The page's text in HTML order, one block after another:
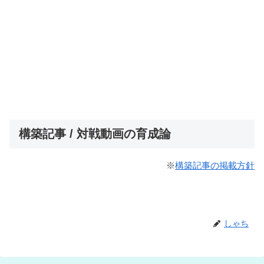
構築記事 / 対戦動画の育成論
※構築記事の掲載方針
しゃち